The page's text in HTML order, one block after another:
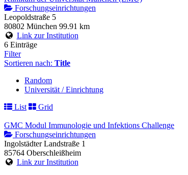
Forschungseinrichtungen
Leopoldstraße 5
80802 München 99.91 km
Link zur Institution
6 Einträge
Filter
Sortieren nach: Title
Random
Universität / Einrichtung
List
Grid
GMC Modul Immunologie und Infektions Challenge
Forschungseinrichtungen
Ingolstädter Landstraße 1
85764 Oberschleißheim
Link zur Institution